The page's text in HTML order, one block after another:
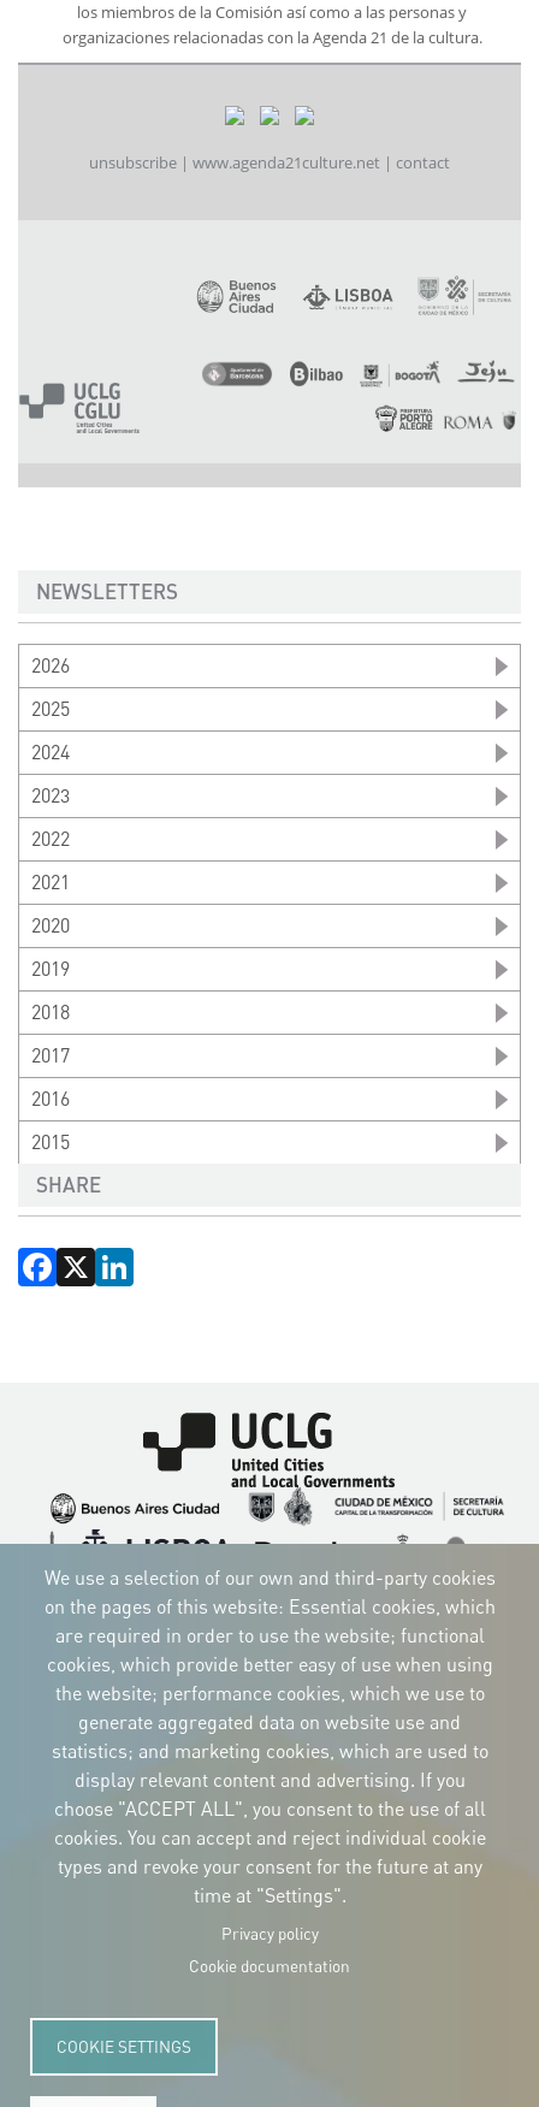
los miembros de la Comisión así como a las personas y
organizaciones relacionadas con la Agenda 21 de la cultura.
unsubscribe | www.agenda21culture.net | contact
NEWSLETTERS
2026
2025
2024
2023
2022
2021
2020
2019
2018
2017
2016
2015
SHARE
Facebook
X
Imagen
Imagen
Imagen
ImagenImagen Imagen
Imagen
ImagenImagenImagen
CORPORATIVE IDENTITY
Download
the logos
and the manual
NEWSLETTER
CONTACT
Carrer Avinyó, 15
08002 Barcelona
culture@uclg.org
We use a selection of our own and third-party cookies
on the pages of this website: Essential cookies, which
are required in order to use the website; functional
cookies, which provide better easy of use when using
the website; performance cookies, which we use to
generate aggregated data on website use and
statistics; and marketing cookies, which are used to
display relevant content and advertising. If you
choose "ACCEPT ALL", you consent to the use of all
cookies. You can accept and reject individual cookie
types and revoke your consent for the future at any
time at "Settings".
Privacy policy
Cookie documentation
COOKIE SETTINGS